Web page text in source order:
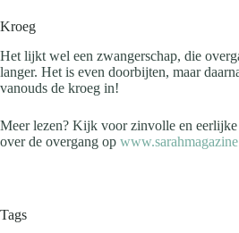
Kroeg
Het lijkt wel een zwangerschap, die
langer. Het is even doorbijten, maar
vanouds de kroeg in!
Meer lezen? Kijk voor zinvolle en
over de overgang op
Tags